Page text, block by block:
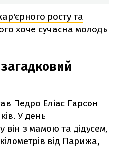
росту та
хоче сучасна молодь
Педро Еліас Гарсон
У день
він з мамою та дідусем,
від Парижа,